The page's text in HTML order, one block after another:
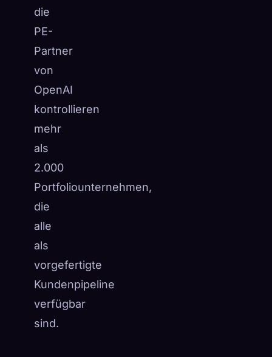
die
PE-
Partner
von
OpenAI
kontrollieren
mehr
als
2.000
Portfoliounternehmen,
die
alle
als
vorgefertigte
Kundenpipeline
verfügbar
sind.